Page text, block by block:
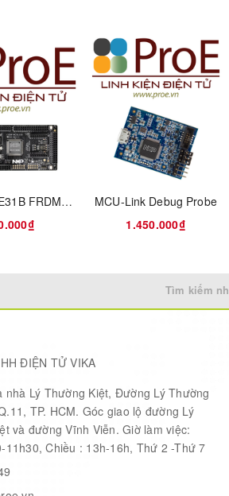
4000
5.1
Programmable Read-Only Memory
Camera Interfaces
MIPI-DSI/CSI (FPC 22-pin connector)
NXP’s
Jack for Master Quality Sound (MQS)
Modulation (PDM) Microphone Support
FRDM-MCXE31B FRDM Development Board for MCX E31 MCUs
MCU-Link Debug Probe
1.450.000₫
prev
Tìm kiếm
ĐIỆN TỬ VIKA
nhà Lý Thường Kiệt, Đường Lý Thường
TP. HCM. Góc giao lộ đường Lý
và đường Vĩnh Viễn. Giờ làm việc:
11h30, Chiều : 13h-16h, Thứ 2 -Thứ 7